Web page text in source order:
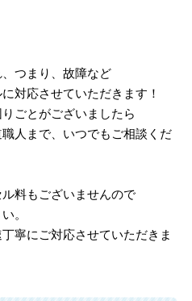
つまり、故障など
対応させていただきます！
ごとがございましたら
人まで、いつでもご相談くだ
料もございませんので
。
寧にご対応させていただきま